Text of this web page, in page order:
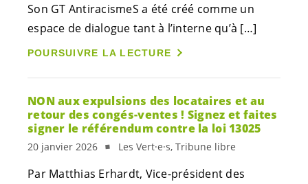
Son GT AntiracismeS a été créé comme un
espace de dialogue tant à l’interne qu’à […]
POURSUIVRE LA LECTURE
NON aux expulsions des locataires et au
retour des congés-ventes ! Signez et faites
signer le référendum contre la loi 13025
20 janvier 2026 Les Vert·e·s, Tribune libre
Par Matthias Erhardt, Vice-président des